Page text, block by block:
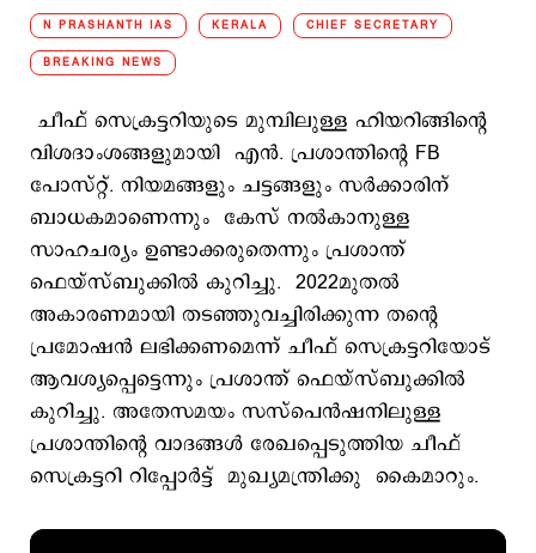
N PRASHANTH IAS KERALA CHIEF SECRETARY
BREAKING NEWS
ചീഫ് സെക്രട്ടറിയുടെ മുമ്പിലുള്ള ഹിയറിങ്ങിന്‍റെ
വിശദാംശങ്ങളുമായി എന്‍. പ്രശാന്തിന്‍റെ FB
പോസ്റ്റ്. നിയമങ്ങളും ചട്ടങ്ങളും സര്‍ക്കാരിന്
ബാധകമാണെന്നും കേസ് നല്‍കാനുള്ള
സാഹചര്യം ഉണ്ടാക്കരുതെന്നും പ്രശാന്ത്
ഫെയ്സ്ബുക്കില്‍ കുറിച്ചു. 2022മുതല്‍
അകാരണമായി തടഞ്ഞുവച്ചിരിക്കുന്ന തന്റെ
പ്രമോഷന്‍ ലഭിക്കണമെന്ന് ചീഫ് സെക്രട്ടറിയോട്
ആവശ്യപ്പെട്ടെന്നും പ്രശാന്ത് ഫെയ്സ്ബുക്കില്‍
കുറിച്ചു. അതേസമയം സസ്പെൻഷനിലുള്ള
പ്രശാന്തിന്റെ വാദങ്ങൾ രേഖപ്പെടുത്തിയ ചീഫ്
സെക്രട്ടറി റിപ്പോർട്ട് മുഖ്യമന്ത്രിക്കു കൈമാറും.